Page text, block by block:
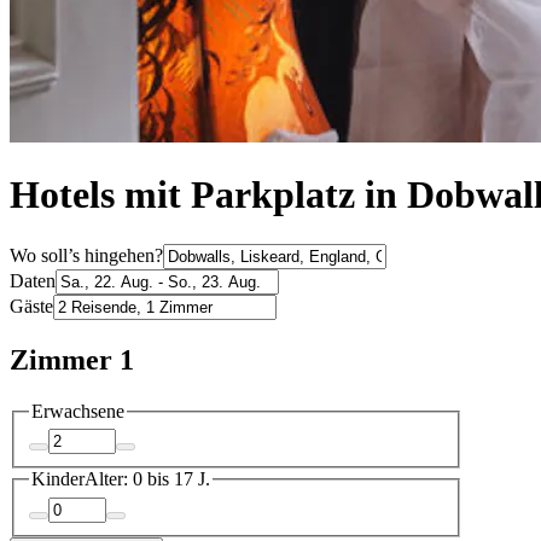
Hotels mit Parkplatz in
Wo soll’s hingehen?
Daten
Gäste
Zimmer 1
Erwachsene
KinderAlter: 0 bis 17 J.